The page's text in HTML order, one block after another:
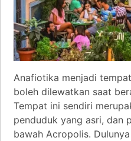
Anafiotika menjadi
boleh dilewatkan saat
Tempat ini sendiri
penduduk yang asri, dan
bawah Acropolis.